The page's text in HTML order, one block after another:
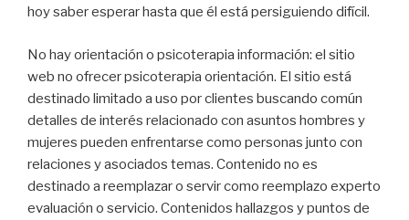
hoy saber esperar hasta que él está persiguiendo difícil.
No hay orientación o psicoterapia información: el sitio
web no ofrecer psicoterapia orientación. El sitio está
destinado limitado a uso por clientes buscando común
detalles de interés relacionado con asuntos hombres y
mujeres pueden enfrentarse como personas junto con
relaciones y asociados temas. Contenido no es
destinado a reemplazar o servir como reemplazo experto
evaluación o servicio. Contenidos hallazgos y puntos de